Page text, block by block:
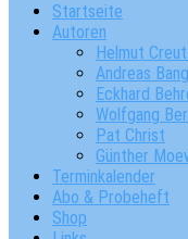
Startseite
Autoren
Helmut
Andreas
Eckhard
Wolfgang
Pat Christ
Günther
Terminkalender
Abo & Probeheft
Shop